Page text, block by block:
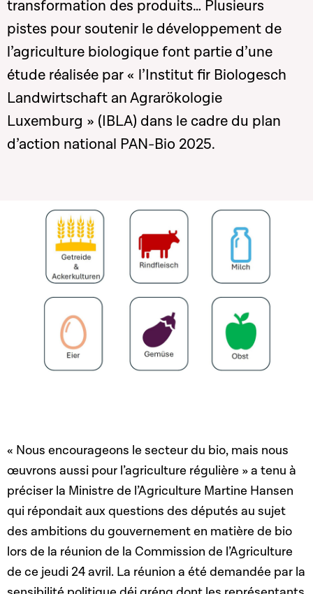
transformation des produits… Plusieurs
pistes pour soutenir le développement de
l’agriculture biologique font partie d’une
étude réalisée par « l’Institut fir Biologesch
Landwirtschaft an Agrarökologie
Luxemburg » (IBLA) dans le cadre du plan
d’action national PAN-Bio 2025.
« Nous encourageons le secteur du bio, mais nous
œuvrons aussi pour l’agriculture régulière » a tenu à
préciser la Ministre de l’Agriculture Martine Hansen
qui répondait aux questions des députés au sujet
des ambitions du gouvernement en matière de bio
lors de la réunion de la Commission de l’Agriculture
de ce jeudi 24 avril. La réunion a été demandée par la